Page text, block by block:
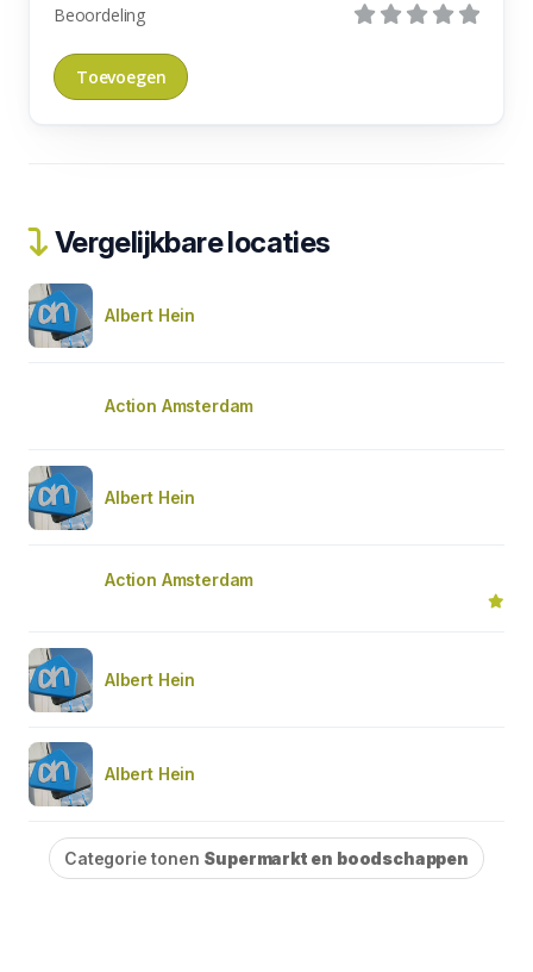
Beoordeling
Vergelijkbare locaties
Albert Hein
Action Amsterdam
Albert Hein
Action Amsterdam
Albert Hein
Albert Hein
Categorie tonen Supermarkt en boodschappen